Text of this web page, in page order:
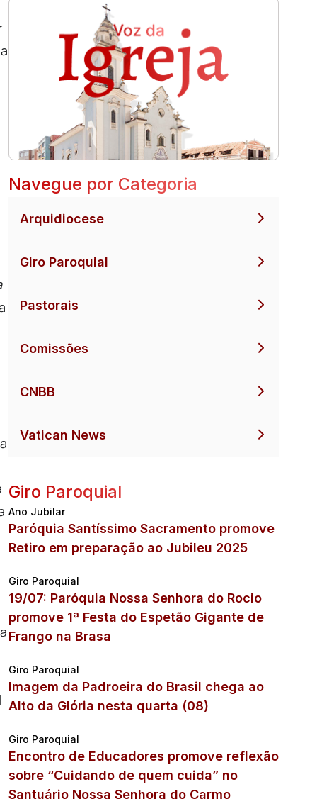
Navegue por Categoria
Arquidiocese
Giro Paroquial
Pastorais
Comissões
CNBB
Vatican News
Giro Paroquial
Ano Jubilar
Paróquia Santíssimo Sacramento promove
Retiro em preparação ao Jubileu 2025
Giro Paroquial
19/07: Paróquia Nossa Senhora do Rocio
promove 1ª Festa do Espetão Gigante de
Frango na Brasa
Giro Paroquial
Imagem da Padroeira do Brasil chega ao
Alto da Glória nesta quarta (08)
Giro Paroquial
Encontro de Educadores promove reflexão
sobre “Cuidando de quem cuida” no
Santuário Nossa Senhora do Carmo